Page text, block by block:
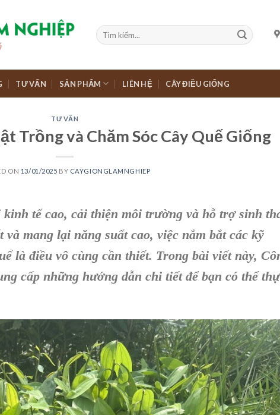
TƯ VẤN SẢN PHẨM LIÊN HỆ CÂY ĐIỀU GIỐNG
TƯ VẤN
Trồng và Chăm Sóc Cây Quế Giống
ON 13/01/2025 BY CAYGIONGLAMNGHIEP
tế cao, cải thiện môi trường và hỗ trợ sinh
mang lại năng suất cao, việc nắm bắt các kỹ
là điều vô cùng cần thiết. Trong bài viết này,
cấp những hướng dẫn chi tiết để bạn có thể